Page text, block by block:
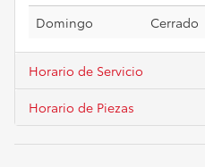
Domingo
Cerrado
Horario de Servicio
Horario de Piezas